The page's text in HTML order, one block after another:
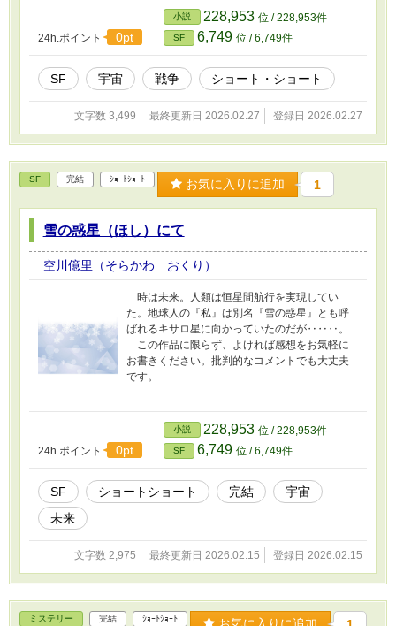
24h.ポイント 0pt
小説 228,953 位 / 228,953件
SF 6,749 位 / 6,749件
SF 宇宙 戦争 ショート・ショート
文字数 3,499 最終更新日 2026.02.27 登録日 2026.02.27
SF 完結 ｼｮｰﾄｼｮｰﾄ お気に入りに追加 1
雪の惑星（ほし）にて
空川億里（そらかわ おくり）
時は未来。人類は恒星間航行を実現してい
た。地球人の『私』は別名『雪の惑星』とも呼
ばれるキサロ星に向かっていたのだが‥‥‥。
この作品に限らず、よければ感想をお気軽に
お書きください。批判的なコメントでも大丈夫
です。
24h.ポイント 0pt
小説 228,953 位 / 228,953件
SF 6,749 位 / 6,749件
SF ショートショート 完結
宇宙
未来
文字数 2,975 最終更新日 2026.02.15 登録日 2026.02.15
ミステリー 完結 ｼｮｰﾄｼｮｰﾄ